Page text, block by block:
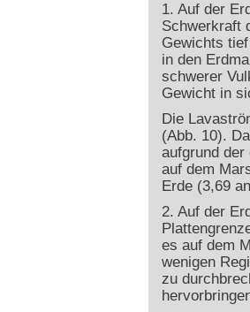
1. Auf der
Schwerkraft
Gewichts
in den
schwerer
Gewicht in
Die
(Abb. 10).
aufgrund
auf dem
Erde (3,69
2. Auf der
es auf dem
wenigen
zu